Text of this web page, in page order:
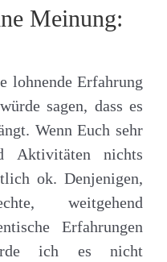
Meinung:
lohnende Erfahrung
sagen, dass es
Wenn Euch sehr
Aktivitäten nichts
ok. Denjenigen,
weitgehend
Erfahrungen
ich es nicht